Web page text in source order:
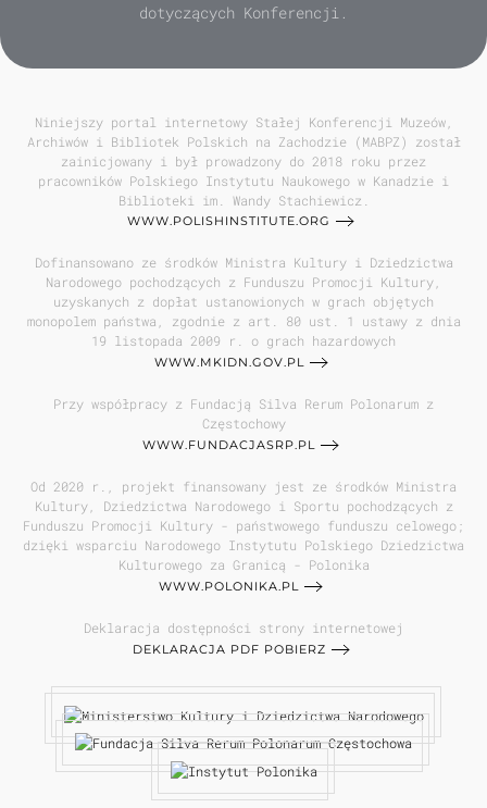
dotyczących Konferencji.
Niniejszy portal internetowy Stałej Konferencji Muzeów,
Archiwów i Bibliotek Polskich na Zachodzie (MABPZ) został
zainicjowany i był prowadzony do 2018 roku przez
pracowników Polskiego Instytutu Naukowego w Kanadzie i
Biblioteki im. Wandy Stachiewicz.
WWW.POLISHINSTITUTE.ORG
Dofinansowano ze środków Ministra Kultury i Dziedzictwa
Narodowego pochodzących z Funduszu Promocji Kultury,
uzyskanych z dopłat ustanowionych w grach objętych
monopolem państwa, zgodnie z art. 80 ust. 1 ustawy z dnia
19 listopada 2009 r. o grach hazardowych
WWW.MKIDN.GOV.PL
Przy współpracy z Fundacją Silva Rerum Polonarum z
Częstochowy
WWW.FUNDACJASRP.PL
Od 2020 r., projekt finansowany jest ze środków Ministra
Kultury, Dziedzictwa Narodowego i Sportu pochodzących z
Funduszu Promocji Kultury - państwowego funduszu celowego;
dzięki wsparciu Narodowego Instytutu Polskiego Dziedzictwa
Kulturowego za Granicą - Polonika
WWW.POLONIKA.PL
Deklaracja dostępności strony internetowej
DEKLARACJA PDF POBIERZ